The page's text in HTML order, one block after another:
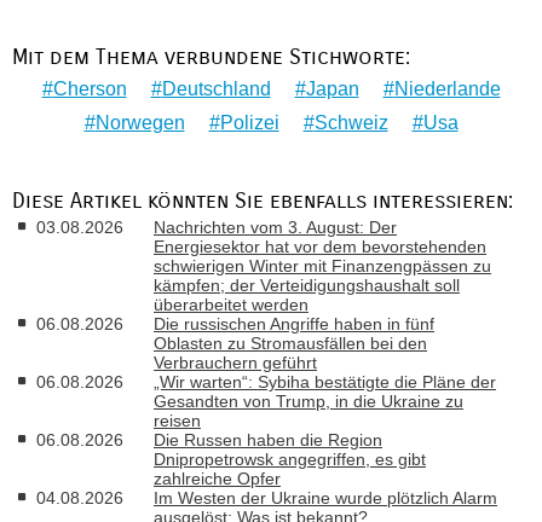
Mit dem Thema verbundene Stichworte:
Cherson Deutschland Japan
Niederlande
Norwegen
Polizei Schweiz Usa
Diese Artikel könnten Sie ebenfalls interessieren:
03.08.2026
Nachrichten vom 3. August: Der
Energiesektor hat vor dem bevorstehenden
schwierigen Winter mit Finanzengpässen zu
kämpfen; der Verteidigungshaushalt soll
überarbeitet werden
06.08.2026
Die russischen Angriffe haben in fünf
Oblasten zu Stromausfällen bei den
Verbrauchern geführt
06.08.2026
„Wir warten“: Sybiha bestätigte die Pläne der
Gesandten von Trump, in die Ukraine zu
reisen
06.08.2026
Die Russen haben die Region
Dnipropetrowsk angegriffen, es gibt
zahlreiche Opfer
04.08.2026
Im Westen der Ukraine wurde plötzlich Alarm
ausgelöst: Was ist bekannt?